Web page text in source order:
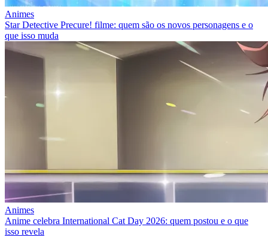
Animes
Star Detective Precure! filme: quem são os novos personagens e o
que isso muda
Animes
Anime celebra International Cat Day 2026: quem postou e o que
isso revela